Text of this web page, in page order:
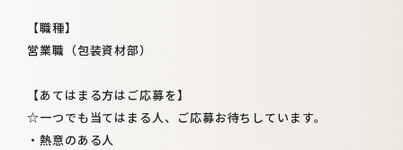
【職種】
営業職（包装資材部）
【あてはまる方はご応募を】
☆一つでも当てはまる人、ご応募お待ちしています。
・熱意のある人